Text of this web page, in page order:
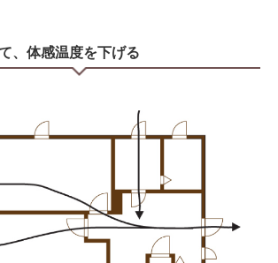
、体感温度を下げる